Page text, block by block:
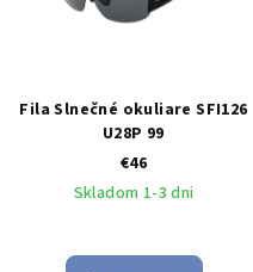
Fila Slnečné okuliare SFI126
U28P 99
€46
Skladom 1-3 dni